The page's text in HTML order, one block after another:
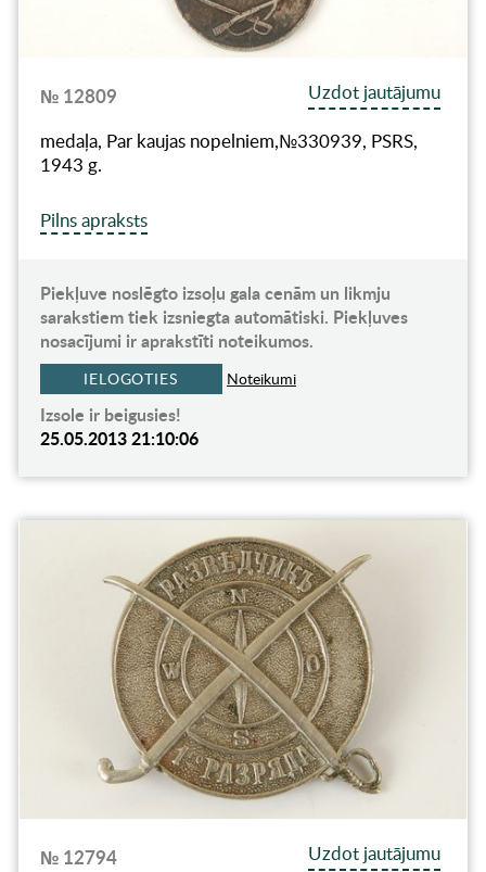
№ 12809
Uzdot jautājumu
medaļa, Par kaujas nopelniem,№330939, PSRS,
1943 g.
Pilns apraksts
Piekļuve noslēgto izsoļu gala cenām un likmju
sarakstiem tiek izsniegta automātiski. Piekļuves
nosacījumi ir aprakstīti noteikumos.
IELOGOTIES Noteikumi
Izsole ir beigusies!
25.05.2013 21:10:06
№ 12794
Uzdot jautājumu